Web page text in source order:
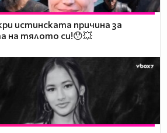
истинската причина за
на тялото си!😯💥